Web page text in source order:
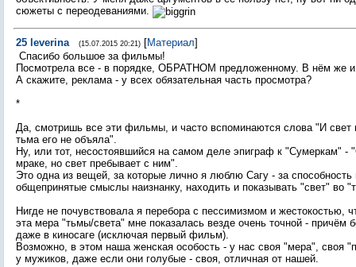
сюжеты с переодеваниями.
25 leverina (15.07.2015 20:21) [Материал]
Спасибо большое за фильмы!
Посмотрела все - в порядке, ОБРАТНОМ предложенному. В нём же
А скажите, реклама - у всех обязательная часть просмотра?
*
Да, смотришь все эти фильмы, и часто вспоминаются слова "И свет
тьма его не объяла".
Ну, или тот, несостоявшийся на самом деле эпиграф к "Сумеркам" -
мраке, но свет пребывает с ним".
Это одна из вещей, за которые лично я люблю Сагу - за способность
общепринятые смыслы наизнанку, находить и показывать "свет" во
Нигде не почувствовала я перебора с пессимизмом и жестокостью,
эта мера "тьмы/света" мне показалась везде очень точной - причём
даже в киносаге (исключая первый фильм).
Возможно, в этом наша женская особость - у нас своя "мера", своя
у мужиков, даже если они голубые - своя, отличная от нашей.